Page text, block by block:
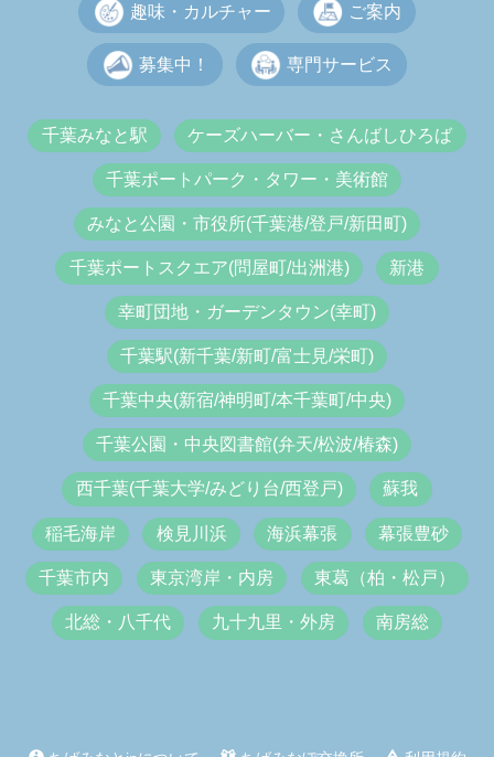
趣味・カルチャー ご案内
募集中！ 専門サービス
千葉みなと駅 ケーズハーバー・さんばしひろば
千葉ポートパーク・タワー・美術館
みなと公園・市役所(千葉港/登戸/新田町)
千葉ポートスクエア(問屋町/出洲港) 新港
幸町団地・ガーデンタウン(幸町)
千葉駅(新千葉/新町/富士見/栄町)
千葉中央(新宿/神明町/本千葉町/中央)
千葉公園・中央図書館(弁天/松波/椿森)
西千葉(千葉大学/みどり台/西登戸) 蘇我
稲毛海岸 検見川浜 海浜幕張 幕張豊砂
千葉市内 東京湾岸・内房 東葛（柏・松戸）
北総・八千代 九十九里・外房 南房総